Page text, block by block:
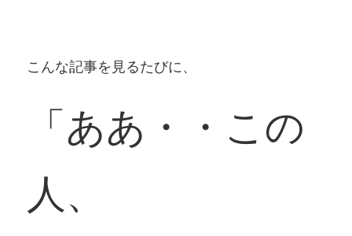
こんな記事を見るたびに、
「ああ・・この
人、